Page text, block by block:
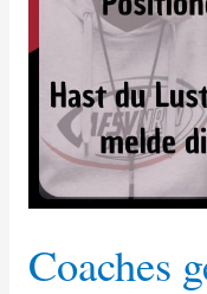
Coaches